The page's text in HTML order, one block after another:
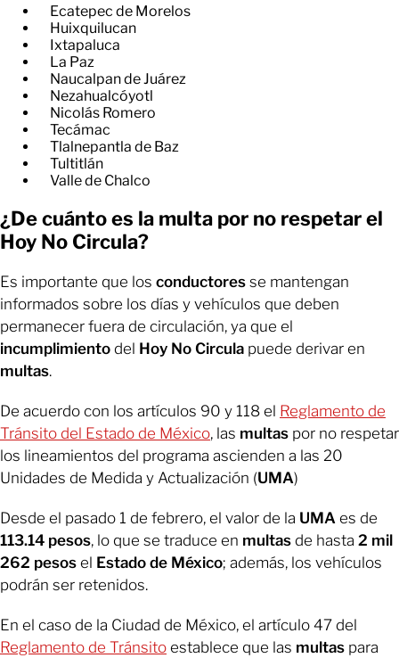
Ecatepec de Morelos
Huixquilucan
Ixtapaluca
La Paz
Naucalpan de Juárez
Nezahualcóyotl
Nicolás Romero
Tecámac
Tlalnepantla de Baz
Tultitlán
Valle de Chalco
¿De cuánto es la multa por no respetar el
Hoy No Circula?
Es importante que los conductores se mantengan
informados sobre los días y vehículos que deben
permanecer fuera de circulación, ya que el
incumplimiento del Hoy No Circula puede derivar en
multas.
De acuerdo con los artículos 90 y 118 el Reglamento de
Tránsito del Estado de México, las multas por no respetar
los lineamientos del programa ascienden a las 20
Unidades de Medida y Actualización (UMA)
Desde el pasado 1 de febrero, el valor de la UMA es de
113.14 pesos, lo que se traduce en multas de hasta 2 mil
262 pesos el Estado de México; además, los vehículos
podrán ser retenidos.
En el caso de la Ciudad de México, el artículo 47 del
Reglamento de Tránsito establece que las multas para